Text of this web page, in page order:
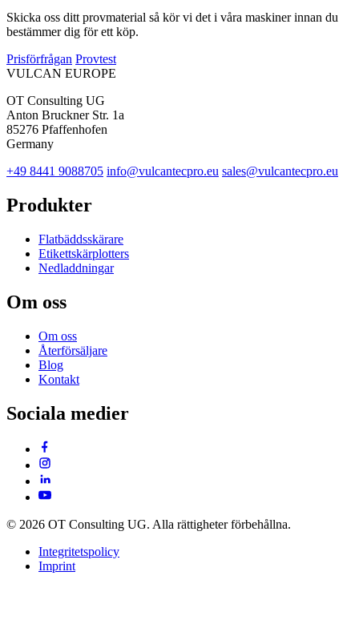
Skicka oss ditt provmaterial så kör vi det i våra maskiner innan du
bestämmer dig för ett köp.
Prisförfrågan Provtest
VULCAN EUROPE
OT Consulting UG
Anton Bruckner Str. 1a
85276 Pfaffenhofen
Germany
+49 8441 9088705 info@vulcantecpro.eu sales@vulcantecpro.eu
Produkter
Flatbäddsskärare
Etikettskärplotters
Nedladdningar
Om oss
Om oss
Återförsäljare
Blog
Kontakt
Sociala medier
© 2026 OT Consulting UG. Alla rättigheter förbehållna.
Integritetspolicy
Imprint